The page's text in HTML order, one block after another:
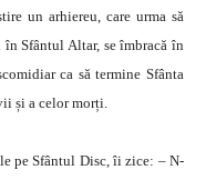
un arhiereu, care urma să
Sfântul Altar, se îmbracă în
ca să termine Sfânta
și a celor morți.
pe Sfântul Disc, îi zice: – N-